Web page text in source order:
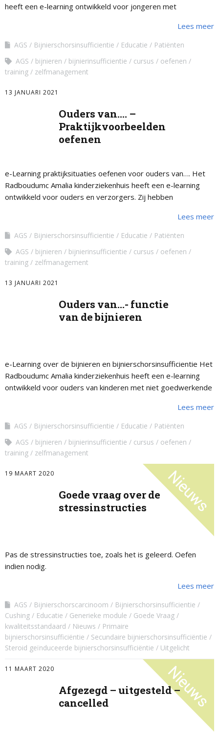
heeft een e-learning ontwikkeld voor jongeren met
Lees meer
AGS Bijnierschorsinsufficientie Educatie
Patiënten
AGS
bijnieren bijnierinsufficientie cursus
oefenen
training
zelfmanagement
13 JANUARI 2021
Ouders van…. –
Praktijkvoorbeelden
oefenen
e-Learning praktijksituaties oefenen voor ouders van…. Het
Radboudumc Amalia kinderziekenhuis heeft een e-learning
ontwikkeld voor ouders en verzorgers. Zij hebben
Lees meer
AGS Bijnierschorsinsufficientie Educatie
Patiënten
AGS
bijnieren bijnierinsufficientie cursus
oefenen
training
zelfmanagement
13 JANUARI 2021
Ouders van…- functie
van de bijnieren
e-Learning over de bijnieren en bijnierschorsinsufficientie Het
Radboudumc Amalia kinderziekenhuis heeft een e-learning
ontwikkeld voor ouders van kinderen met niet goedwerkende
Lees meer
AGS Bijnierschorsinsufficientie Educatie
Patiënten
AGS
bijnieren bijnierinsufficientie cursus
oefenen
training
zelfmanagement
19 MAART 2020
Goede vraag over de
stressinstructies
Pas de stressinstructies toe, zoals het is geleerd. Oefen
indien nodig.
Lees meer
AGS Bijnierschorscarcinoom
Bijnierschorsinsufficientie
Cushing
Educatie Generieke module
Goede Vraag
kwaliteitsstandaard
Nieuws
Primaire
bijnierschorsinsufficiëntie
Secundaire bijnierschorsinsufficiëntie
Steroid geïnduceerde bijnierschorsinsufficiëntie
Uitgelicht
11 MAART 2020
Afgezegd – uitgesteld –
cancelled